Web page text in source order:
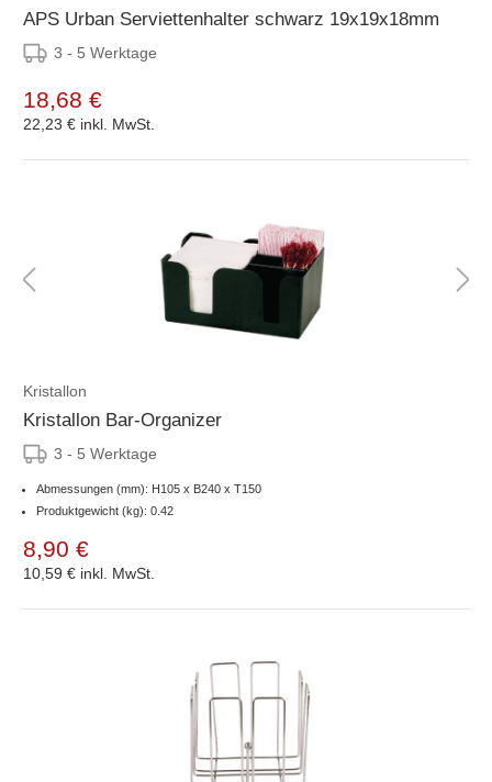
APS Urban Serviettenhalter schwarz 19x19x18mm
3 - 5 Werktage
18,68 €
22,23 € inkl. MwSt.
Kristallon
Kristallon Bar-Organizer
3 - 5 Werktage
Abmessungen (mm): H105 x B240 x T150
Produktgewicht (kg): 0.42
8,90 €
10,59 € inkl. MwSt.